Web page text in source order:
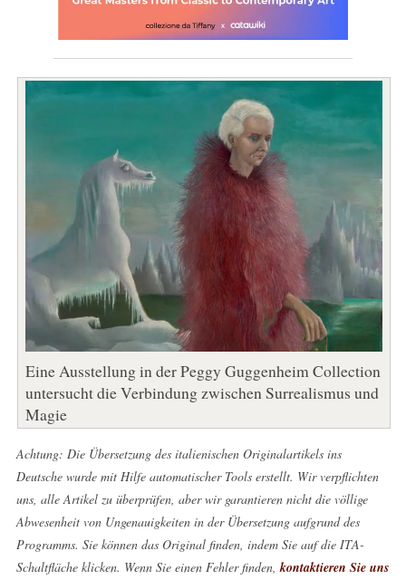
Eine Ausstellung in der Peggy Guggenheim Collection
untersucht die Verbindung zwischen Surrealismus und
Magie
Achtung: Die Übersetzung des italienischen Originalartikels ins
Deutsche wurde mit Hilfe automatischer Tools erstellt. Wir verpflichten
uns, alle Artikel zu überprüfen, aber wir garantieren nicht die völlige
Abwesenheit von Ungenauigkeiten in der Übersetzung aufgrund des
Programms. Sie können das Original finden, indem Sie auf die ITA-
Schaltfläche klicken. Wenn Sie einen Fehler finden, kontaktieren Sie uns